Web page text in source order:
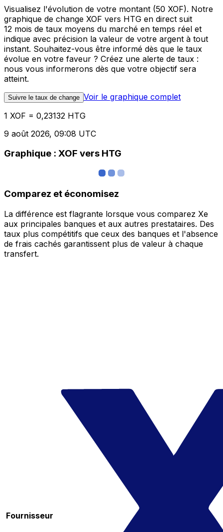
Visualisez l'évolution de votre montant (50 XOF). Notre
graphique de change XOF vers HTG en direct suit
12 mois de taux moyens du marché en temps réel et
indique avec précision la valeur de votre argent à tout
instant. Souhaitez-vous être informé dès que le taux
évolue en votre faveur ? Créez une alerte de taux :
nous vous informerons dès que votre objectif sera
atteint.
Suivre le taux de change Voir le graphique complet
1 XOF = 0,23132 HTG
9 août 2026, 09:08 UTC
Graphique : XOF vers HTG
Comparez et économisez
La différence est flagrante lorsque vous comparez Xe
aux principales banques et aux autres prestataires. Des
taux plus compétitifs que ceux des banques et l'absence
de frais cachés garantissent plus de valeur à chaque
transfert.
Fournisseur